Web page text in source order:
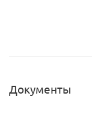
Документы